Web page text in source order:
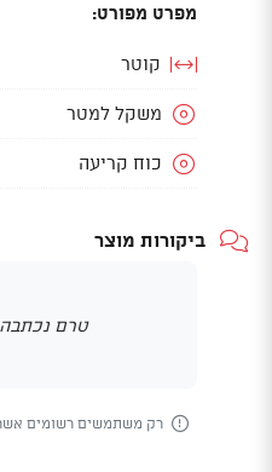
מפרט מפורט:
קוטר
משקל למטר
כוח קריעה
ביקורות מוצר
טרם
רק משתמשים רשומים אשר